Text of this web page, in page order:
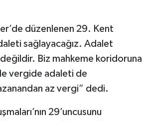
düzenlenen 29. Kent
sağlayacağız. Adalet
değildir. Biz mahkeme koridoruna
vergide adaleti de
az vergi” dedi.
29’uncusunu